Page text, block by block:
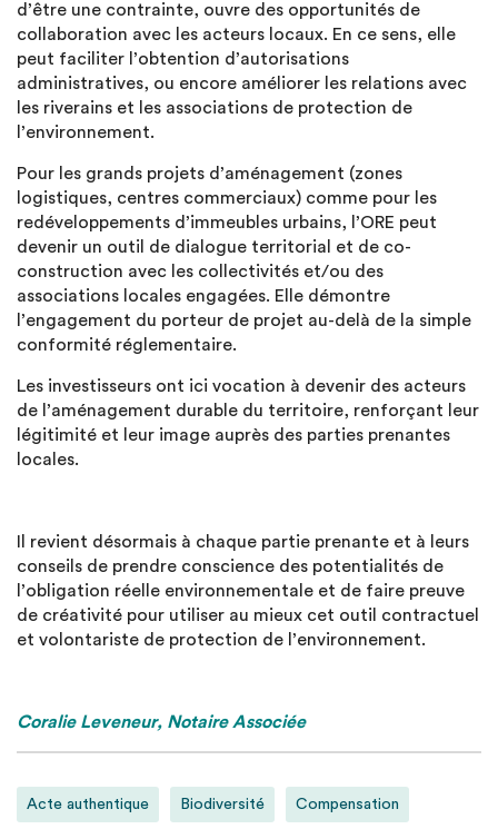
d’être une contrainte, ouvre des opportunités de
collaboration avec les acteurs locaux. En ce sens, elle
peut faciliter l’obtention d’autorisations
administratives, ou encore améliorer les relations avec
les riverains et les associations de protection de
l’environnement.
Pour les grands projets d’aménagement (zones
logistiques, centres commerciaux) comme pour les
redéveloppements d’immeubles urbains, l’ORE peut
devenir un outil de dialogue territorial et de co-
construction avec les collectivités et/ou des
associations locales engagées. Elle démontre
l’engagement du porteur de projet au-delà de la simple
conformité réglementaire.
Les investisseurs ont ici vocation à devenir des acteurs
de l’aménagement durable du territoire, renforçant leur
légitimité et leur image auprès des parties prenantes
locales.
Il revient désormais à chaque partie prenante et à leurs
conseils de prendre conscience des potentialités de
l’obligation réelle environnementale et de faire preuve
de créativité pour utiliser au mieux cet outil contractuel
et volontariste de protection de l’environnement.
Coralie Leveneur, Notaire Associée
Acte authentique Biodiversité Compensation